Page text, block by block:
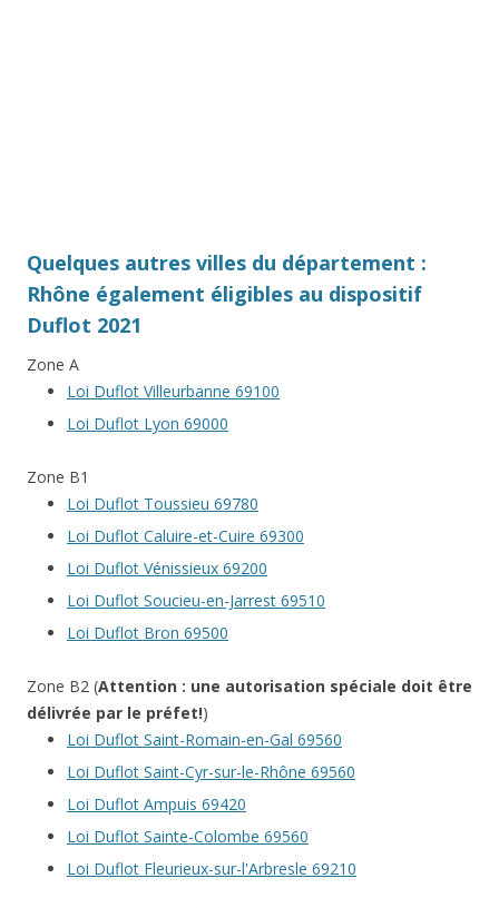
Quelques autres villes du département :
Rhône également éligibles au dispositif
Duflot 2021
Zone A
Loi Duflot Villeurbanne 69100
Loi Duflot Lyon 69000
Zone B1
Loi Duflot Toussieu 69780
Loi Duflot Caluire-et-Cuire 69300
Loi Duflot Vénissieux 69200
Loi Duflot Soucieu-en-Jarrest 69510
Loi Duflot Bron 69500
Zone B2 (Attention : une autorisation spéciale doit être
délivrée par le préfet!)
Loi Duflot Saint-Romain-en-Gal 69560
Loi Duflot Saint-Cyr-sur-le-Rhône 69560
Loi Duflot Ampuis 69420
Loi Duflot Sainte-Colombe 69560
Loi Duflot Fleurieux-sur-l'Arbresle 69210